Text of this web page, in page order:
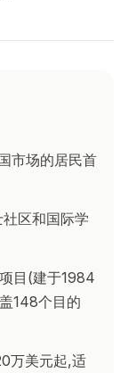
市场的居民首
区和国际学
目(建于1984
148个目的
万美元起,适